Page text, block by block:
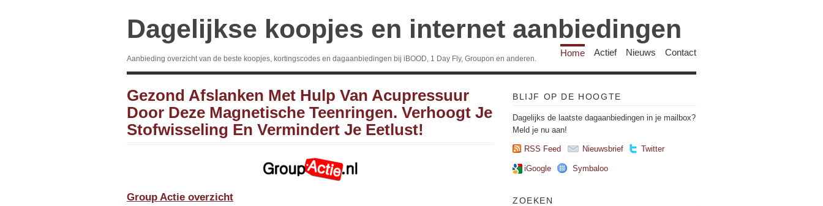
Dagelijkse koopjes en internet aanbiedingen
Aanbieding overzicht van de beste koopjes, kortingscodes en dagaanbiedingen bij iBOOD, 1 Day Fly, Groupon en anderen.
Home Actief Nieuws Contact
Gezond Afslanken Met Hulp Van Acupressuur
Door Deze Magnetische Teenringen. Verhoogt Je
Stofwisseling En Vermindert Je Eetlust!
Group Actie overzicht
BLIJF OP DE HOOGTE
Dagelijks de laatste dagaanbiedingen in je mailbox?
Meld je nu aan!
RSS Feed Nieuwsbrief Twitter
iGoogle Symbaloo
ZOEKEN